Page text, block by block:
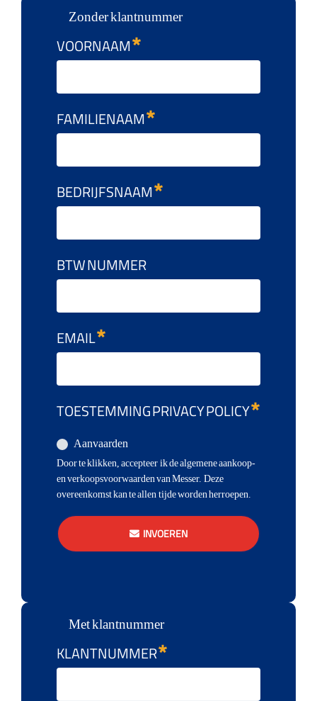
Met klantnummer
KLANTNUMMER
Zonder klantnummer
VOORNAAM
FAMILIENAAM
BEDRIJFSNAAM
BTW NUMMER
EMAIL
TOESTEMMING PRIVACY POLICY
Aanvaarden
Door te klikken, accepteer ik de algemene aankoop-
en verkoopsvoorwaarden van Messer. Deze
overeenkomst kan te allen tijde worden herroepen.
INVOEREN